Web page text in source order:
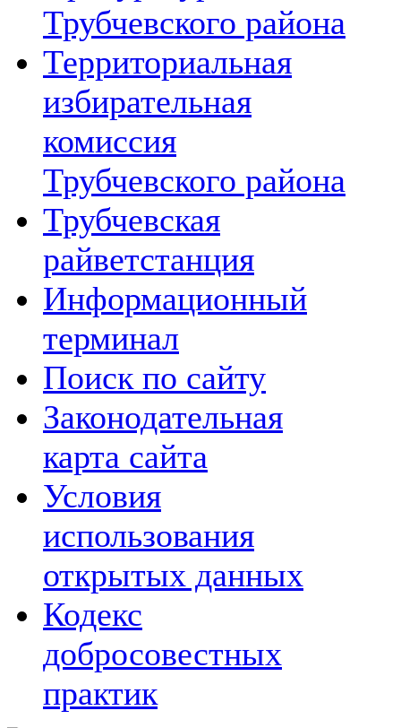
Трубчевского района
Территориальная
избирательная
комиссия
Трубчевского района
Трубчевская
райветстанция
Информационный
терминал
Поиск по сайту
Законодательная
карта сайта
Условия
использования
открытых данных
Кодекс
добросовестных
практик